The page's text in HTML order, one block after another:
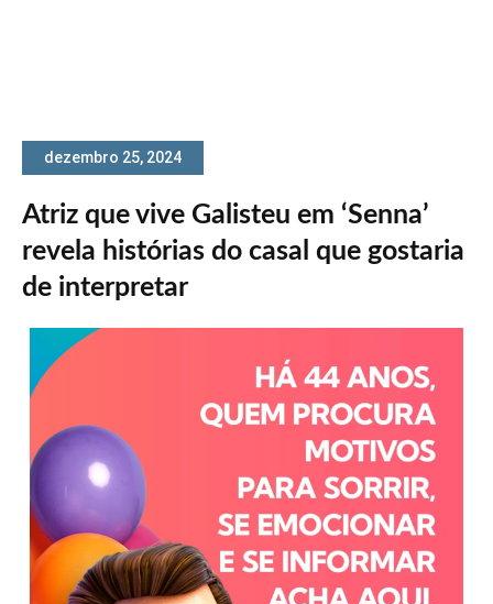
dezembro 25, 2024
Atriz que vive Galisteu em ‘Senna’
revela histórias do casal que gostaria
de interpretar